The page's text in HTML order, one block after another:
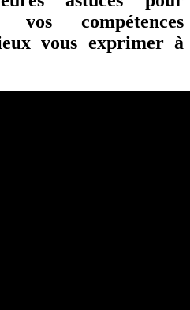
vos compétences
vous exprimer à